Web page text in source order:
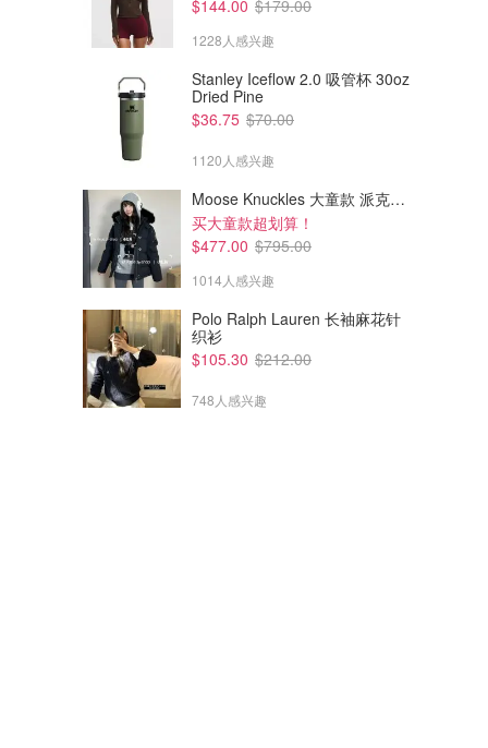
$199.56 $231.38
ON CLOUD X 4 运动鞋
FORWARD
$273.00
ON Cloudtilt Moon 运动鞋
Farfetch
$144.00 $179.00
1228人感兴趣
Stanley Iceflow 2.0 吸管杯 30oz
Dried Pine
$36.75 $70.00
1120人感兴趣
Moose Knuckles 大童款 派克羽绒服
买大童款超划算！
$477.00 $795.00
1014人感兴趣
Polo Ralph Lauren 长袖麻花针
织衫
$105.30 $212.00
748人感兴趣